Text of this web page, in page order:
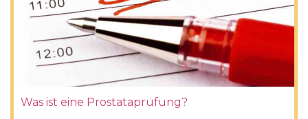
Was ist eine Prostataprüfung?